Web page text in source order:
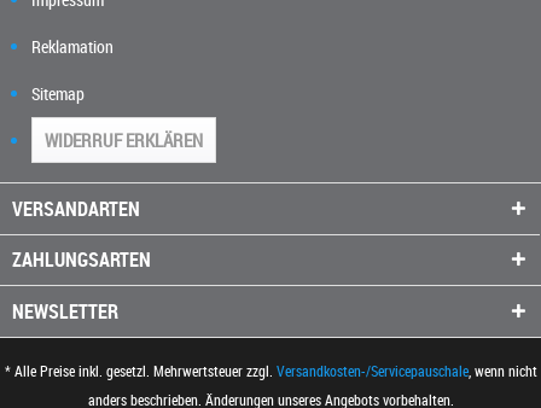
Reklamation
Sitemap
WIDERRUF ERKLÄREN
VERSANDARTEN
ZAHLUNGSARTEN
NEWSLETTER
* Alle Preise inkl. gesetzl. Mehrwertsteuer zzgl. Versandkosten-/Servicepauschale, wenn nicht
anders beschrieben. Änderungen unseres Angebots vorbehalten.